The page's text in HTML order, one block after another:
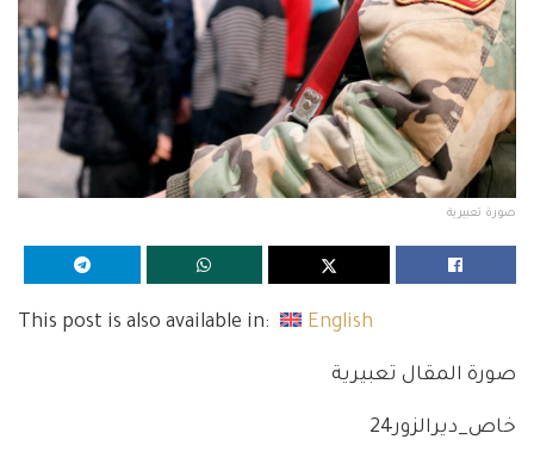
صورة تعبيرية
This post is also available in: English
صورة المقال تعبيرية
خاص_ديرالزور24